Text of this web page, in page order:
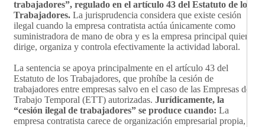
trabajadores”, regulado en el artículo 43 del Estatuto de los
Trabajadores. La jurisprudencia considera que existe cesión
ilegal cuando la empresa contratista actúa únicamente como
suministradora de mano de obra y es la empresa principal quien
dirige, organiza y controla efectivamente la actividad laboral.
La sentencia se apoya principalmente en el artículo 43 del
Estatuto de los Trabajadores, que prohíbe la cesión de
trabajadores entre empresas salvo en el caso de las Empresas de
Trabajo Temporal (ETT) autorizadas. Jurídicamente, la
“cesión ilegal de trabajadores” se produce cuando: La
empresa contratista carece de organización empresarial propia,